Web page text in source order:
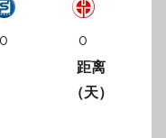
0
0
距离
（天）